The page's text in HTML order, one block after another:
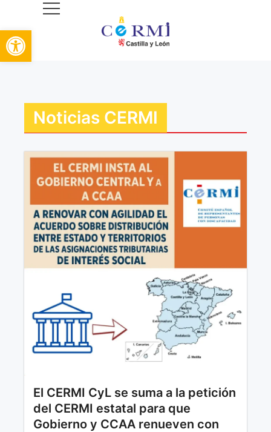
Abrir barra de herramientas
Noticias CERMI
El CERMI CyL se suma a la petición
del CERMI estatal para que
Gobierno y CCAA renueven con